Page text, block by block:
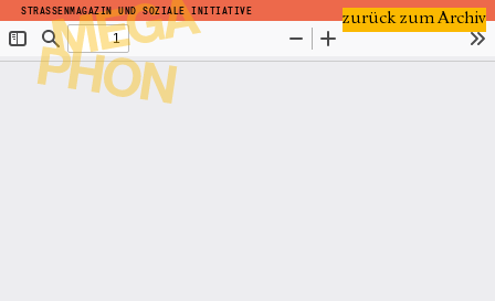
STRASSENMAGAZIN UND SOZIALE INITIATIVE zurück zum Archiv